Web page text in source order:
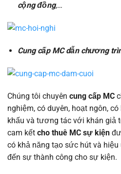
cộng đồng,…
Cung cấp MC dẫn chương
Chúng tôi chuyên cung cấp MC
nghiệm, có duyên, hoạt ngôn,
khấu và tương tác với khán giả
cam kết cho thuê MC sự kiện
có khả năng tạo sức hút và
đến sự thành công cho sự kiện.